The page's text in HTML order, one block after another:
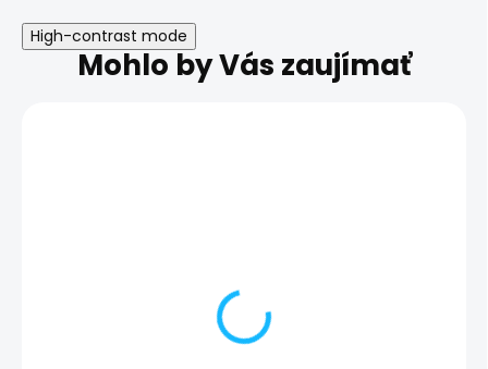
High-contrast mode
Mohlo by Vás zaujímať